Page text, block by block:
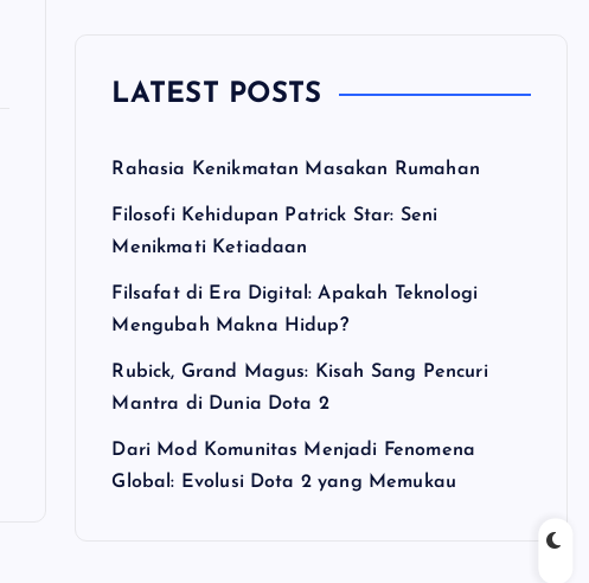
LATEST POSTS
Rahasia Kenikmatan Masakan Rumahan
Filosofi Kehidupan Patrick Star: Seni
Menikmati Ketiadaan
Filsafat di Era Digital: Apakah Teknologi
Mengubah Makna Hidup?
Rubick, Grand Magus: Kisah Sang Pencuri
Mantra di Dunia Dota 2
Dari Mod Komunitas Menjadi Fenomena
Global: Evolusi Dota 2 yang Memukau